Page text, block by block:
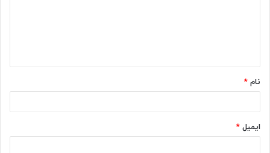
*
نام *
ایمیل *